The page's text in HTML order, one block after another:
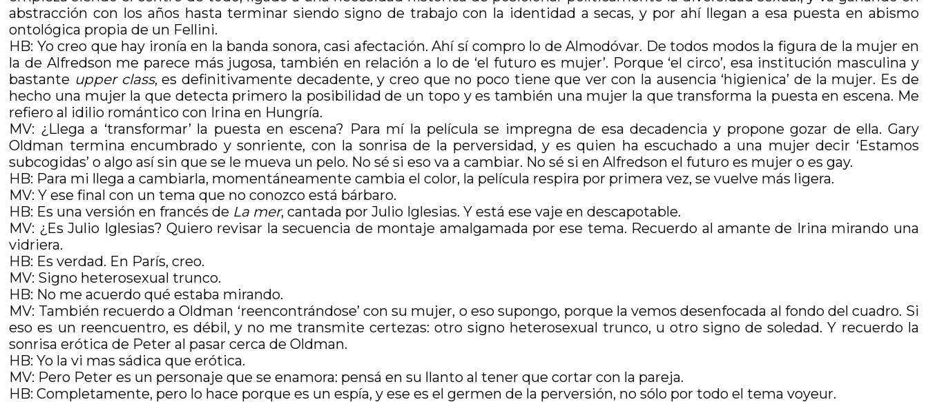
abstracción con los años hasta terminar siendo signo de trabajo con la identidad a secas, y por ahí llegan a esa puesta en abismo
ontológica propia de un Fellini.
HB: Yo creo que hay ironía en la banda sonora, casi afectación. Ahí sí compro lo de Almodóvar. De todos modos la figura de la mujer en
la de Alfredson me parece más jugosa, también en relación a lo de ‘el futuro es mujer’. Porque ‘el circo’, esa institución masculina y
bastante upper class, es definitivamente decadente, y creo que no poco tiene que ver con la ausencia ‘higienica’ de la mujer. Es de
hecho una mujer la que detecta primero la posibilidad de un topo y es también una mujer la que transforma la puesta en escena. Me
refiero al idilio romántico con Irina en Hungría.
MV: ¿Llega a ‘transformar’ la puesta en escena? Para mí la película se impregna de esa decadencia y propone gozar de ella. Gary
Oldman termina encumbrado y sonriente, con la sonrisa de la perversidad, y es quien ha escuchado a una mujer decir ‘Estamos
subcogidas’ o algo así sin que se le mueva un pelo. No sé si eso va a cambiar. No sé si en Alfredson el futuro es mujer o es gay.
HB: Para mi llega a cambiarla, momentáneamente cambia el color, la película respira por primera vez, se vuelve más ligera.
MV: Y ese final con un tema que no conozco está bárbaro.
HB: Es una versión en francés de La mer, cantada por Julio Iglesias. Y está ese vaje en descapotable.
MV: ¿Es Julio Iglesias? Quiero revisar la secuencia de montaje amalgamada por ese tema. Recuerdo al amante de Irina mirando una
vidriera.
HB: Es verdad. En París, creo.
MV: Signo heterosexual trunco.
HB: No me acuerdo qué estaba mirando.
MV: También recuerdo a Oldman ‘reencontrándose’ con su mujer, o eso supongo, porque la vemos desenfocada al fondo del cuadro. Si
eso es un reencuentro, es débil, y no me transmite certezas: otro signo heterosexual trunco, u otro signo de soledad. Y recuerdo la
sonrisa erótica de Peter al pasar cerca de Oldman.
HB: Yo la vi mas sádica que erótica.
MV: Pero Peter es un personaje que se enamora: pensá en su llanto al tener que cortar con la pareja.
HB: Completamente, pero lo hace porque es un espía, y ese es el germen de la perversión, no sólo por todo el tema voyeur.